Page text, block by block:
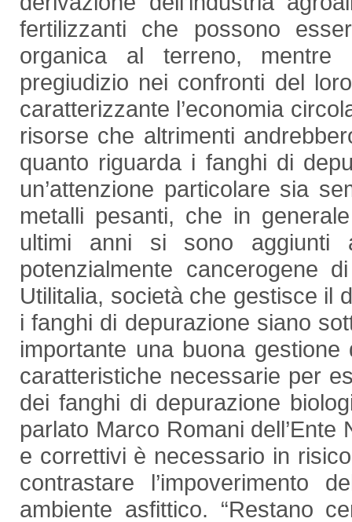
fertilizzanti che possono
organica al terreno, mentre
pregiudizio nei confronti del
caratterizzante l’economia
risorse che altrimenti
quanto riguarda i fanghi di
un’attenzione particolare sia
metalli pesanti, che in
ultimi anni si sono aggiunti
potenzialmente cancerogene
Utilitalia, società che gestisce il
i fanghi di depurazione siano
importante una buona
caratteristiche necessarie per
dei fanghi di depurazione
parlato Marco Romani dell’Ente
e correttivi è necessario in
contrastare l’impoverimento
ambiente asfittico. “Restano